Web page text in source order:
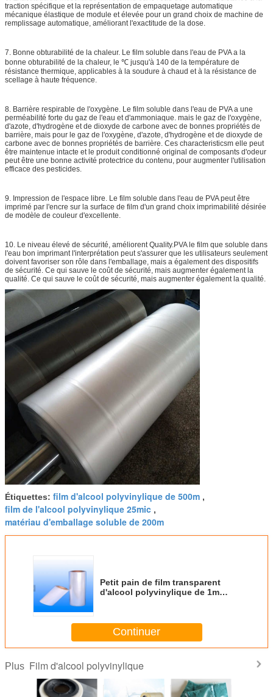
traction spécifique et la représentation de empaquetage automatique
mécanique élastique de module et élevée pour un grand choix de machine de
remplissage automatique, améliorant l'exactitude de la dose.
7. Bonne obturabilité de la chaleur. Le film soluble dans l'eau de PVA a la
bonne obturabilité de la chaleur, le ℃ jusqu'à 140 de la température de
résistance thermique, applicables à la soudure à chaud et à la résistance de
scellage à haute fréquence.
8. Barrière respirable de l'oxygène. Le film soluble dans l'eau de PVA a une
perméabilité forte du gaz de l'eau et d'ammoniaque. mais le gaz de l'oxygène,
d'azote, d'hydrogène et de dioxyde de carbone avec de bonnes propriétés de
barrière, mais pour le gaz de l'oxygène, d'azote, d'hydrogène et de dioxyde de
carbone avec de bonnes propriétés de barrière. Ces characteristicsm elle peut
être maintenue intacte et le produit conditionné original de composants d'odeur
peut être une bonne activité protectrice du contenu, pour augmenter l'utilisation
efficace des pesticides.
9. Impression de l'espace libre. Le film soluble dans l'eau de PVA peut être
imprimé par l'encre sur la surface de film d'un grand choix imprimabilité désirée
de modèle de couleur d'excellente.
10. Le niveau élevé de sécurité, améliorent Quality.PVA le film que soluble dans
l'eau bon imprimant l'interprétation peut s'assurer que les utilisateurs seulement
doivent favoriser son rôle dans l'emballage, mais a également des dispositifs
de sécurité. Ce qui sauve le coût de sécurité, mais augmenter également la
qualité. Ce qui sauve le coût de sécurité, mais augmenter également la qualité.
Étiquettes: film d'alcool polyvinylique de 500m ,
film de l'alcool polyvinylique 25mic ,
matériau d'emballage soluble de 200m
Petit pain de film transparent
d'alcool polyvinylique de 1m
Continuer
Plus Film d'alcool polyvinylique